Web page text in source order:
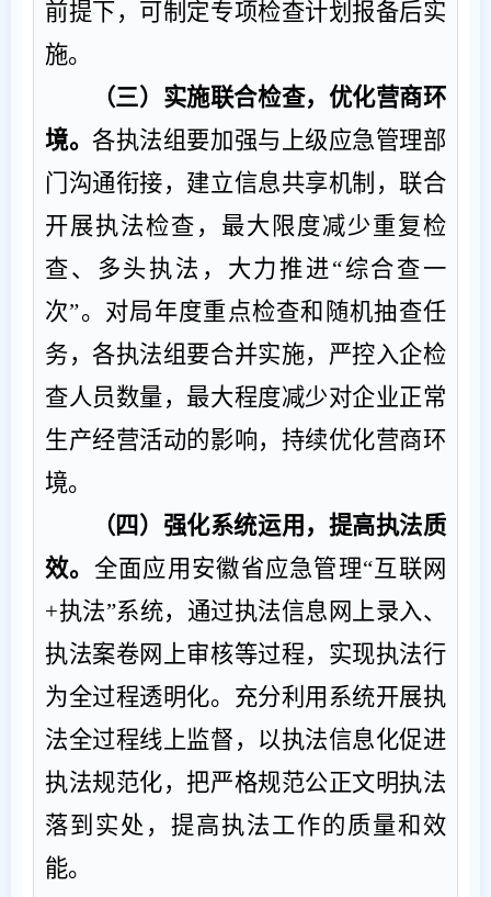
前提下，可制定专项检查计划报备后实
施。
（三） 实施联合检查，优化营商环
境。各执法组要加强与上级应急管理部
门 沟通衔接， 建立信息共享机制，联合
开展执法检查，最大限度减少重复检
查、多头执法， 大力推进“综合查一
次”。对局年度重点检查和随机抽查任
务，各执法组要合并实施， 严控入企检
查人员数量，最大程度减少对企业正常
生产经营活动的影响，持续优化营商环
境。
（ 四 ）强化系统运用，提高执法质
效。 全面应用 安徽省应急管理“互联网
+执法”系统，通过执法信息网上录入、
执法案卷网上审核等过程，实现执法行
为全过程透明化。 充分利用系统开展执
法全过程线上监督，以执法信息化促进
执法规范化，把严格规范公正文明执法
落到实处，提高执法工作的质量和效
能。